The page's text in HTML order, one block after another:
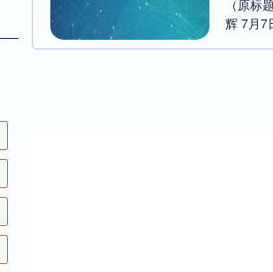
（原
辉 7月7